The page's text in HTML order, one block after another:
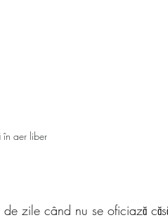
în aer liber
zile când nu se oficiază